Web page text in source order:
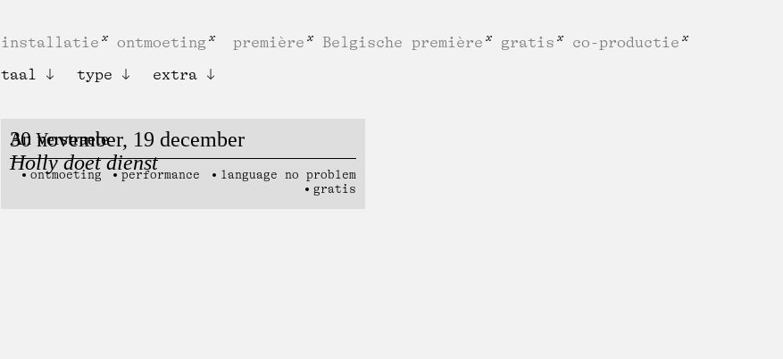
installatie ontmoeting première Belgische première gratis
co-productie
taal
type extra
30 november, 19 december
Holly doet dienst
An Verstraete
ontmoeting performance
language no problem
gratis